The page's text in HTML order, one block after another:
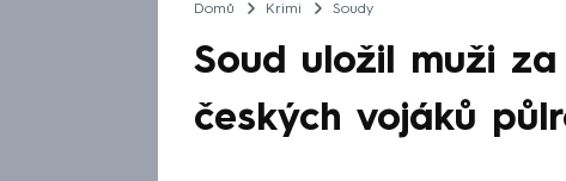
Domů Krimi Soudy
Soud uložil muži
českých vojáků